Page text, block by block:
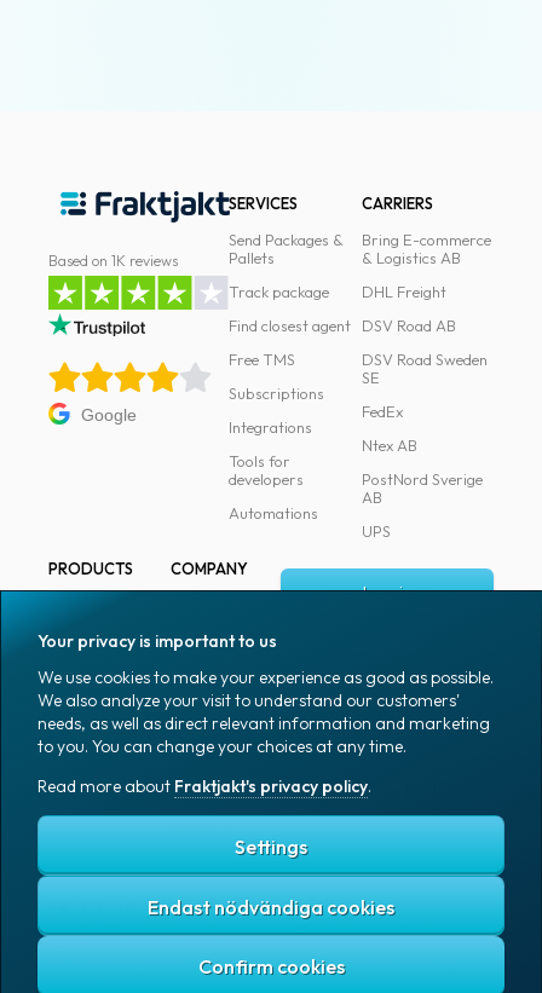
Based on 1K reviews
Google
SERVICES
Send Packages &
Pallets
Track package
Find closest agent
Free TMS
Subscriptions
Integrations
Tools for
developers
Automations
CARRIERS
Bring E-commerce
& Logistics AB
DHL Freight
DSV Road AB
DSV Road Sweden
SE
FedEx
Ntex AB
PostNord Sverige
AB
UPS
PRODUCTS
Marking
Packaging
Packaging
accessories
Office goods
COMPANY
Media
Coworkers
Job & career
News archive
Blog
Log in
Sign up
English (US)
Fraktjakt's privacy policy
Terms and conditions
Copyright © 2007 – 2026 Fraktjakt AB. All rights reserved.
Your privacy is important to us
We use cookies to make your experience as good as possible.
We also analyze your visit to understand our customers'
needs, as well as direct relevant information and marketing
to you. You can change your choices at any time.
Read more about Fraktjakt's privacy policy.
Settings
Endast nödvändiga cookies